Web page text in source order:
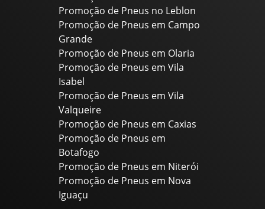
Promoção de Pneus no Leblon
Promoção de Pneus em Campo
Grande
Promoção de Pneus em Olaria
Promoção de Pneus em Vila
Isabel
Promoção de Pneus em Vila
Valqueire
Promoção de Pneus em Caxias
Promoção de Pneus em
Botafogo
Promoção de Pneus em Niterói
Promoção de Pneus em Nova
Iguaçu